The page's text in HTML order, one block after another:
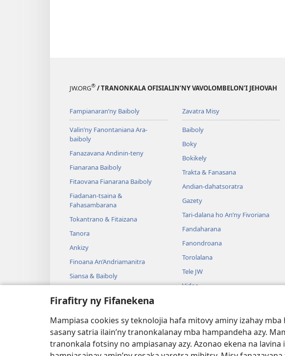
Firafitry ny Fifanekena
Mampiasa cookies sy teknolojia hafa mitovy aminy izahay
sasany satria ilain’ny tranonkalanay mba hampandeha azy.
tranonkala fotsiny no ampiasanay azy. Azonao ekena na
JW.ORG® / TRANONKALA OFISIALIN’NY VAVOLOMBELON’I JEHOVAH
Fampianaran’ny Baiboly
Valin’ny Fanontaniana Ara-
baiboly
Fanazavana Andinin-teny
Fianarana Baiboly
Fitaovana Fianarana Baiboly
Fiadanan-tsaina &
Fahasambarana
Tokantrano & Fitaizana
Tanora
Ankizy
Finoana An’Andriamanitra
Siansa & Baiboly
Zavatra Misy
Baiboly
Boky
Bokikely
Trakta & Fanasana
Andian-dahatsoratra
Gazety
Tari-dalana ho An’ny Fivoriana
Fandaharana
Fanondroana
Torolalana
Tele JW
Video
Tantara Henoina